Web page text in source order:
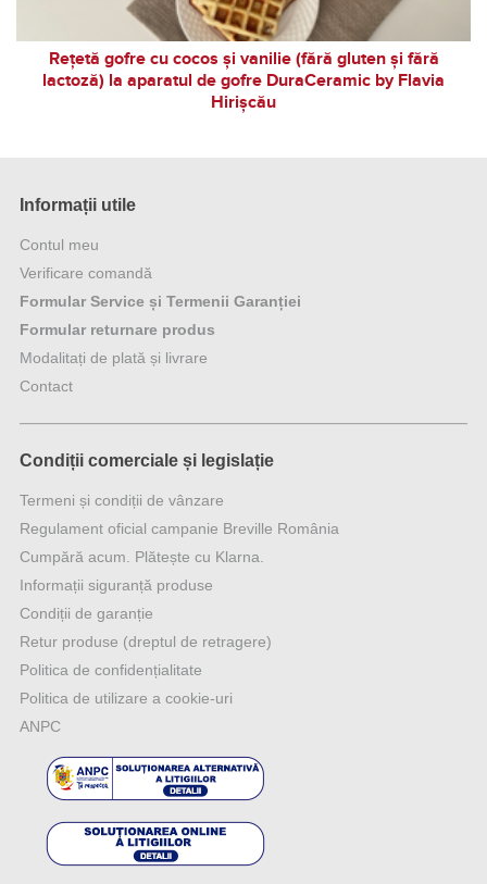
Rețetă gofre cu cocos și vanilie (fără gluten și fără
lactoză) la aparatul de gofre DuraCeramic by Flavia
Hirișcău
Informații utile
Contul meu
Verificare comandă
Formular Service și Termenii Garanției
Formular returnare produs
Modalitați de plată și livrare
Contact
Condiții comerciale și legislație
Termeni și condiții de vânzare
Regulament oficial campanie Breville România
Cumpără acum. Plătește cu Klarna.
Informații siguranță produse
Condiții de garanție
Retur produse (dreptul de retragere)
Politica de confidențialitate
Politica de utilizare a cookie-uri
ANPC